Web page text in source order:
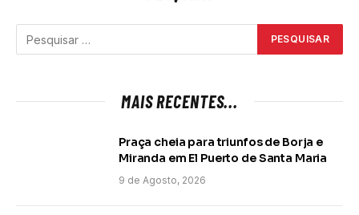
MAIS RECENTES...
Praça cheia para triunfos de Borja e
Miranda em El Puerto de Santa Maria
9 de Agosto, 2026